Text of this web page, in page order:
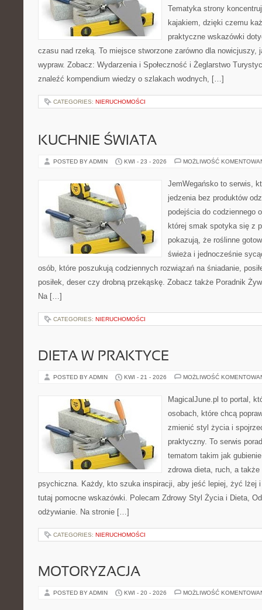
Tematyka strony
kajakiem, dzięki czemu
praktyczne wskazówki
czasu nad rzeką. To miejsce stworzone zarówno dla nowicjuszy,
wypraw. Zobacz: Wydarzenia i Społeczność i Żeglarstwo
znaleźć kompendium wiedzy o szlakach wodnych, […]
CATEGORIES: NIERUCHOMOŚCI
KUCHNIE ŚWIATA
POSTED BY ADMIN KWI - 23 - 2026 MOŻLIWOŚĆ
JemWegańsko to serwis,
jedzenia bez produktów
podejścia do codziennego
której smak spotyka się z
pokazują, że roślinne
świeża i jednocześnie
osób, które poszukują codziennych rozwiązań na śniadanie,
posiłek, deser czy drobną przekąskę. Zobacz także Poradnik
Na […]
CATEGORIES: NIERUCHOMOŚCI
DIETA W PRAKTYCE
POSTED BY ADMIN KWI - 21 - 2026 MOŻLIWOŚĆ
MagicalJune.pl to portal,
osobach, które chcą
zmienić styl życia i
praktyczny. To serwis
tematom takim jak
zdrowa dieta, ruch, a
psychiczna. Każdy, kto szuka inspiracji, aby jeść lepiej, żyć lżej
tutaj pomocne wskazówki. Polecam Zdrowy Styl Życia i Dieta,
odżywianie. Na stronie […]
CATEGORIES: NIERUCHOMOŚCI
MOTORYZACJA
POSTED BY ADMIN KWI - 20 - 2026 MOŻLIWOŚĆ